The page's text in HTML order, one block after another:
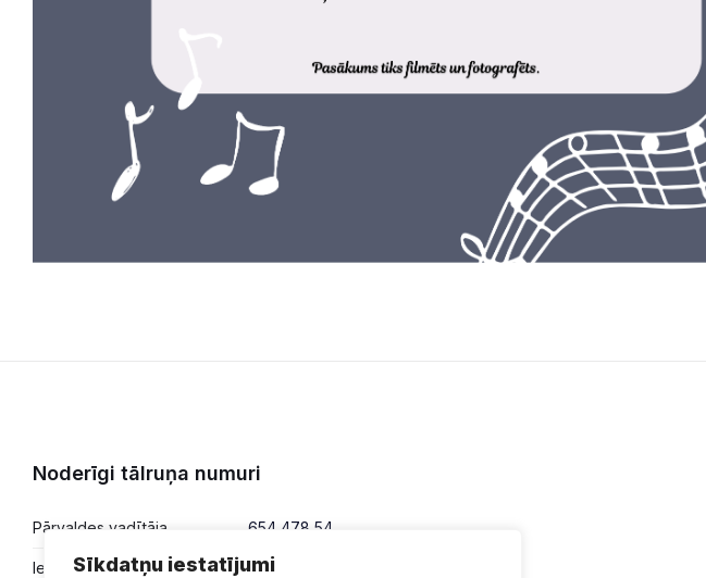
Sīkdatņu iestatījumi
Noderīgi tālruņa numuri
Pārvaldes vadītāja 654 478 54
Iesniegumi,
654 478 50